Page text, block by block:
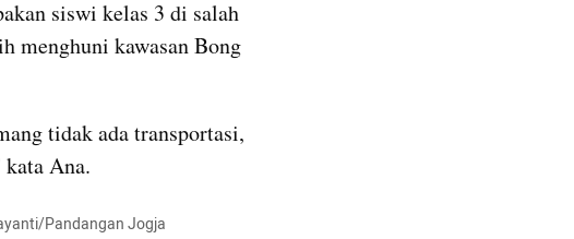
siswi kelas 3 di salah
menghuni kawasan Bong
tidak ada transportasi,
kata Ana.
Pandangan Jogja